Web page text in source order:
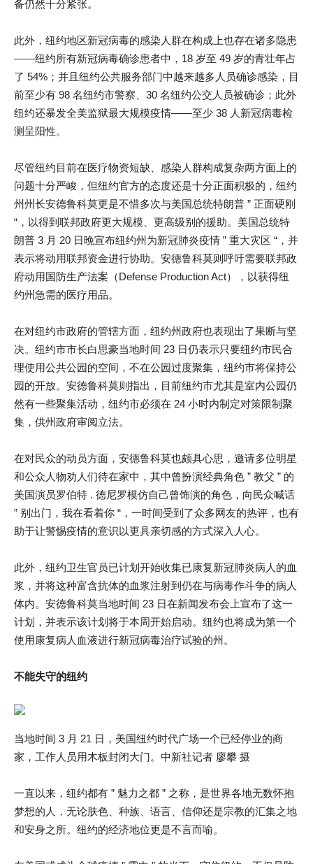
备仍然十分紧张。
此外，纽约地区新冠病毒的感染人群在构成上也存在诸多隐患
——纽约所有新冠病毒确诊患者中，18 岁至 49 岁的青壮年占
了 54%；并且纽约公共服务部门中越来越多人员确诊感染，目
前至少有 98 名纽约市警察、30 名纽约公交人员被确诊；此外
纽约还暴发全美监狱最大规模疫情——至少 38 人新冠病毒检
测呈阳性。
尽管纽约目前在医疗物资短缺、感染人群构成复杂两方面上的
问题十分严峻，但纽约官方的态度还是十分正面积极的，纽约
州州长安德鲁科莫更是不惜多次与美国总统特朗普 ” 正面硬刚
“，以得到联邦政府更大规模、更高级别的援助。美国总统特
朗普 3 月 20 日晚宣布纽约州为新冠肺炎疫情 ” 重大灾区 “，并
表示将动用联邦资金进行协助。安德鲁科莫则呼吁需要联邦政
府动用国防生产法案（Defense Production Act），以获得纽
约州急需的医疗用品。
在对纽约市政府的管辖方面，纽约州政府也表现出了果断与坚
决。纽约市市长白思豪当地时间 23 日仍表示只要纽约市民合
理使用公共公园的空间，不在公园过度聚集，纽约市将保持公
园的开放。安德鲁科莫则指出，目前纽约市尤其是室内公园仍
然有一些聚集活动，纽约市必须在 24 小时内制定对策限制聚
集，供州政府审阅立法。
在对民众的动员方面，安德鲁科莫也颇具心思，邀请多位明星
和公众人物劝人们待在家中，其中曾扮演经典角色 ” 教父 ” 的
美国演员罗伯特 . 德尼罗模仿自己曾饰演的角色，向民众喊话
” 别出门，我在看着你 “，一时间受到了众多网友的热评，也有
助于让警惕疫情的意识以更具亲切感的方式深入人心。
此外，纽约卫生官员已计划开始收集已康复新冠肺炎病人的血
浆，并将这种富含抗体的血浆注射到仍在与病毒作斗争的病人
体内。安德鲁科莫当地时间 23 日在新闻发布会上宣布了这一
计划，并表示该计划将于本周开始启动。纽约也将成为第一个
使用康复病人血液进行新冠病毒治疗试验的州。
不能失守的纽约
当地时间 3 月 21 日，美国纽约时代广场一个已经停业的商
家，工作人员用木板封闭大门。中新社记者 廖攀 摄
一直以来，纽约都有 ” 魅力之都 ” 之称，是世界各地无数怀抱
梦想的人，无论肤色、种族、语言、信仰还是宗教的汇集之地
和安身之所。纽约的经济地位更是不言而喻。